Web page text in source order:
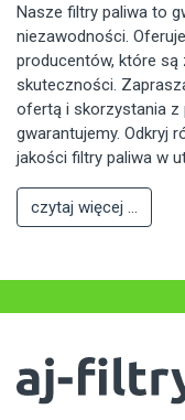
Nasze filtry paliwa to
niezawodności.
producentów, które są
skuteczności.
ofertą i skorzystania z
gwarantujemy. Odkryj
jakości filtry paliwa w
czytaj więcej ...